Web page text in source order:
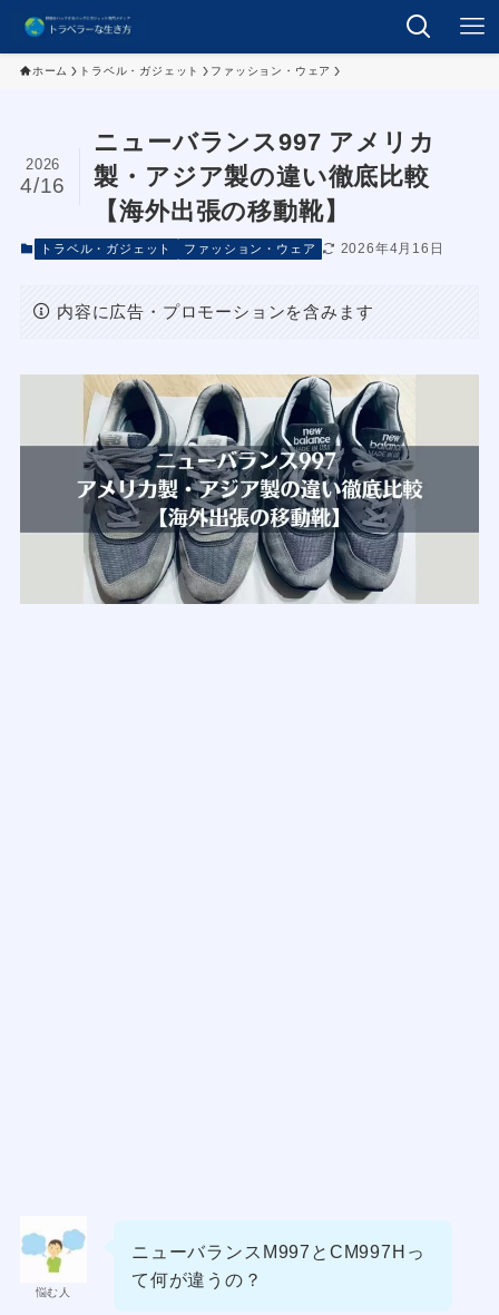
ホーム トラベル・ガジェット ファッション・ウェア
ニューバランス997 アメリカ
製・アジア製の違い徹底比較
【海外出張の移動靴】
2026
4/16
トラベル・ガジェット ファッション・ウェア 2026年4月16日
内容に広告・プロモーションを含みます
悩む人
ニューバランスM997とCM997Hっ
て何が違うの？